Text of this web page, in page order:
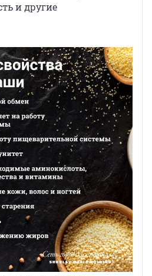
и другие